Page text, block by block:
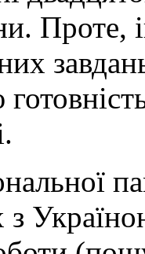
Проте,
з